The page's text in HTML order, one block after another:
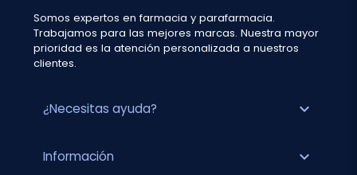
Somos expertos en farmacia y parafarmacia.
Trabajamos para las mejores marcas. Nuestra mayor
prioridad es la atención personalizada a nuestros
clientes.
¿Necesitas ayuda? expand_more
Información expand_more